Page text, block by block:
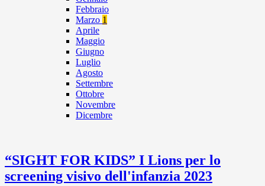
Febbraio
Marzo 1
Aprile
Maggio
Giugno
Luglio
Agosto
Settembre
Ottobre
Novembre
Dicembre
“SIGHT FOR KIDS” I Lions per lo
screening visivo dell'infanzia 2023